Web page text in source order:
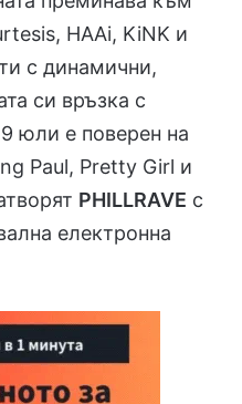
HAAi, KiNK и
с динамични,
си връзка с
юли е поверен на
Paul, Pretty Girl и
PHILLRAVE с
електронна